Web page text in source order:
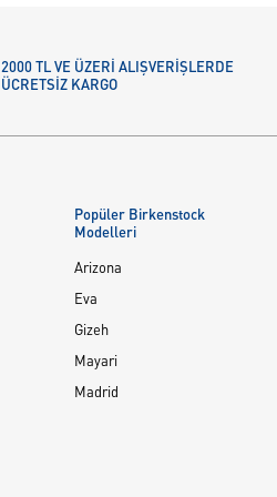
2000 TL VE ÜZERİ ALIŞVERİŞLERDE
ÜCRETSIZ KARGO
Popüler Birkenstock
Modelleri
Arizona
Eva
Gizeh
Mayari
Madrid